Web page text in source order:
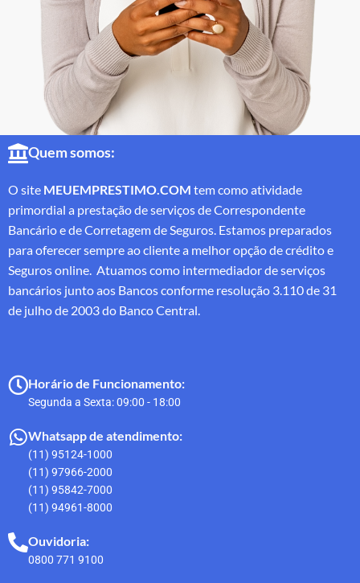
Quem somos:
O site MEUEMPRESTIMO.COM tem como atividade
primordial a prestação de serviços de Correspondente
Bancário e de Corretagem de Seguros. Estamos preparados
para oferecer sempre ao cliente a melhor opção de crédito e
Seguros online. Atuamos como intermediador de serviços
bancários junto aos Bancos conforme resolução 3.110 de 31
de julho de 2003 do Banco Central.
Horário de Funcionamento:
Segunda a Sexta: 09:00 - 18:00
Whatsapp de atendimento:
(11) 95124-1000
(11) 97966-2000
(11) 95842-7000
(11) 94961-8000
Ouvidoria:
0800 771 9100